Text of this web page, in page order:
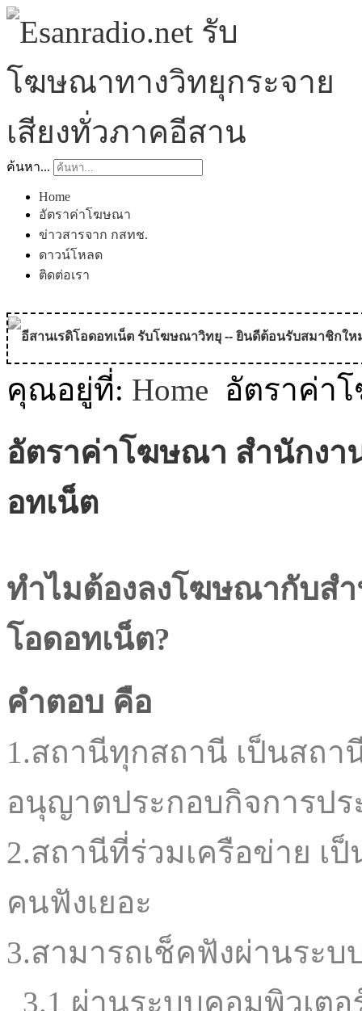
ค้นหา...
Home
อัตราค่าโฆษณา
ข่าวสารจาก กสทช.
ดาวน์โหลด
ติดต่อเรา
อีสานเรดิโอดอทเน็ต รับโฆษณาวิทยุ -- ยินดีต้อนรับสมาชิกใหม่
MODULE SBAHJAOUI WEATHER
MODULE SBAHJAOUI MEMORY GAME
MODULE SBAHJAOUI ACCORDION MENU
คุณอยู่ที่: Home อัตราค่า
อัตราค่าโฆษณา สำนักงา
อทเน็ต
ทำไมต้องลงโฆษณากับสำ
โอดอทเน็ต?
คำตอบ คือ
1.สถานีทุกสถานี เป็นสถา
อนุญาตประกอบกิจการป
2.สถานีที่ร่วมเครือข่าย
คนฟังเยอะ
3.สามารถเช็คฟังผ่านระ
3.1 ผ่านระบบคอมพิวเตอ